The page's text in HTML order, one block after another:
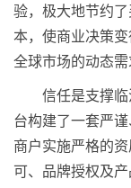
验，极大地节约
本，使商业决策
全球市场的动态需
信任是支撑
台构建了一套严
商户实施严格的
可、品牌授权及